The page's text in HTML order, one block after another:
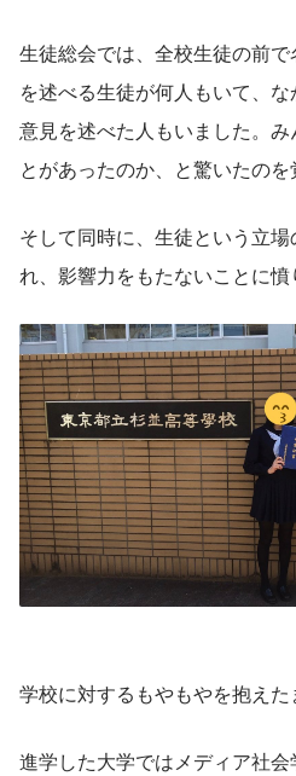
生徒総会では、全校生徒の前
を述べる生徒が何人もいて、
意見を述べた人もいました。
とがあったのか、と驚いたのを
そして同時に、生徒という立
れ、影響力をもたないことに憤
学校に対するもやもやを抱えた
進学した大学ではメディア社